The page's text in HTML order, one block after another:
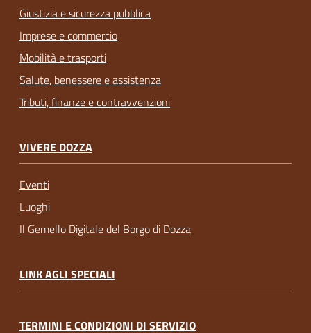
Giustizia e sicurezza pubblica
Imprese e commercio
Mobilità e trasporti
Salute, benessere e assistenza
Tributi, finanze e contravvenzioni
VIVERE DOZZA
Eventi
Luoghi
Il Gemello Digitale del Borgo di Dozza
LINK AGLI SPECIALI
TERMINI E CONDIZIONI DI SERVIZIO